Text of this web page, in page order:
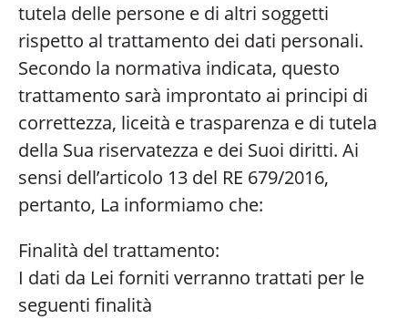
tutela delle persone e di altri soggetti
rispetto al trattamento dei dati personali.
Secondo la normativa indicata, questo
trattamento sarà improntato ai principi di
correttezza, liceità e trasparenza e di tutela
della Sua riservatezza e dei Suoi diritti. Ai
sensi dell’articolo 13 del RE 679/2016,
pertanto, La informiamo che:
Finalità del trattamento:
I dati da Lei forniti verranno trattati per le
seguenti finalità